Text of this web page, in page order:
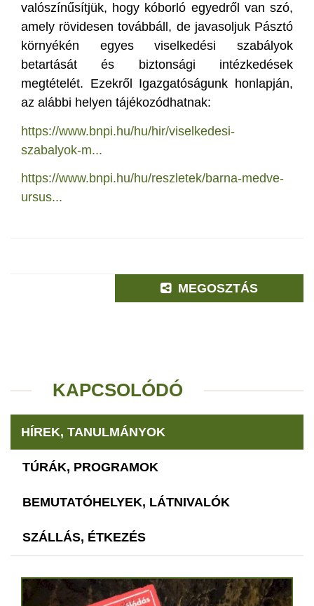
valószínűsítjük, hogy kóborló egyedről van szó,
amely rövidesen továbbáll, de javasoljuk Pásztó
környékén egyes viselkedési szabályok
betartását és biztonsági intézkedések
megtételét. Ezekről Igazgatóságunk honlapján,
az alábbi helyen tájékozódhatnak:
https://www.bnpi.hu/hu/hir/viselkedesi-
szabalyok-m...
https://www.bnpi.hu/hu/reszletek/barna-medve-
ursus...
MEGOSZTÁS
KAPCSOLÓDÓ
HÍREK, TANULMÁNYOK
TÚRÁK, PROGRAMOK
BEMUTATÓHELYEK, LÁTNIVALÓK
SZÁLLÁS, ÉTKEZÉS